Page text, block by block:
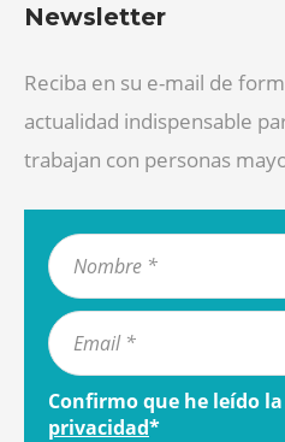
Newsletter
Reciba en su e-mail de
actualidad indispensable
trabajan con personas
Confirmo que he leído la
privacidad*